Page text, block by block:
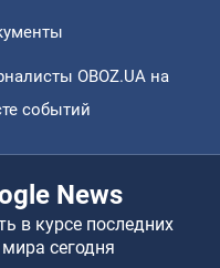
OBOZ.UA на
событий
News
в курсе последних
сегодня